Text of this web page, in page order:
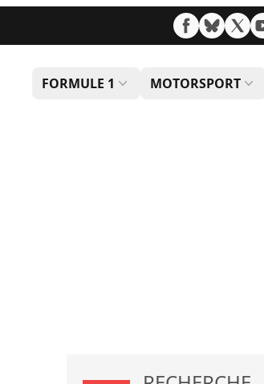
FORMULE 1 MOTORSPORT